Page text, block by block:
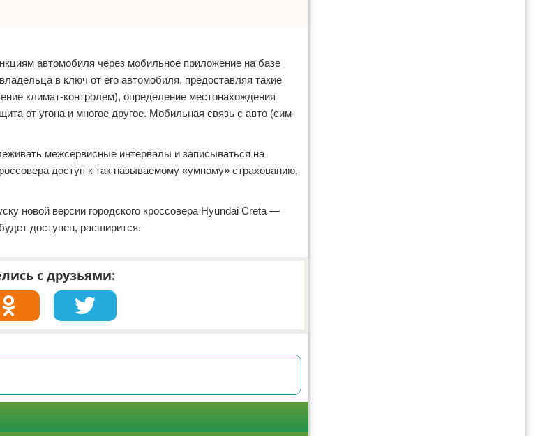
автомобиля через мобильное приложение на базе
в ключ от его автомобиля, предоставляя такие
климат-контролем), определение местонахождения
от угона и многое другое. Мобильная связь с авто (сим-
межсервисные интервалы и записываться на
доступ к так называемому «умному» страхованию,
новой версии городского кроссовера Hyundai Creta —
доступен, расширится.
с друзьями: